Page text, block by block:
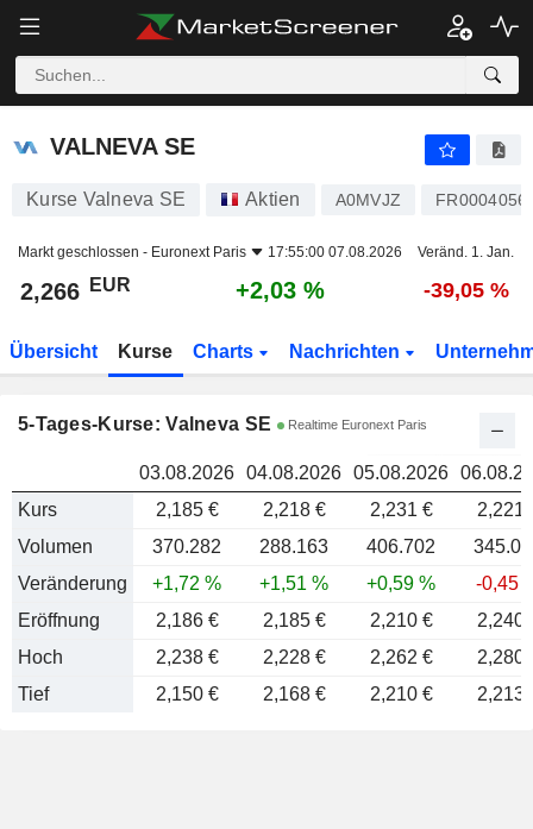
VALNEVA SE 2,266
VALNEVA SE
Kurse Valneva SE Aktien A0MVJZ
Markt geschlossen - Euronext Paris 17:55:00 07.08.2026 Veränd. 1. Jan.
2,266 EUR +2,03 % -39,05 %
Übersicht Kurse Charts Nachrichten
5-Tages-Kurse: Valneva SE Realtime Euronext Paris
03.08.2026 04.08.2026 05.08.2026
Kurs
2,185 € 2,218 € 2,231 €
2,221
Volumen
370.282 288.163 406.702
Veränderung
+1,72 % +1,51 % +0,59 %
-0,45
Eröffnung
2,186 € 2,185 € 2,210 €
2,240
Hoch
2,238 € 2,228 € 2,262 €
2,280
Tief
2,150 € 2,168 € 2,210 € 2,213